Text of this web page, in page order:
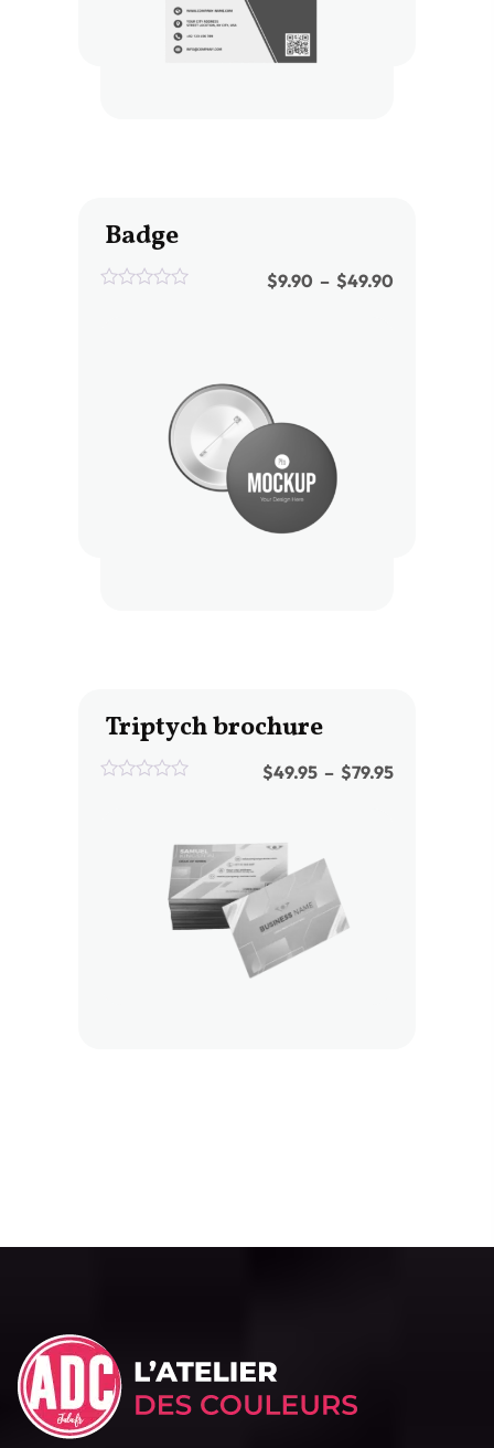
Badge
$9.90 – $49.90
Triptych brochure
$49.95 – $79.95